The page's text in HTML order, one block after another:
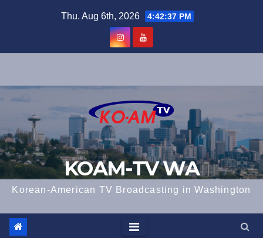
Thu. Aug 6th, 2026 4:42:38 PM
KOAM-TV WA
Korean-American TV Broadcasting in Washington